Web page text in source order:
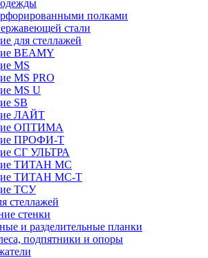
полками
стали
для стеллажей
BEAMY
MS
MS PRO
MS U
SB
ЛАЙТ
ОПТИМА
ПРОФИ-Т
СГ УЛЬТРА
ТИТАН МС
ТИТАН МС-Т
ТСУ
стеллажей
стенки
и разделительные планки
подпятники и опоры